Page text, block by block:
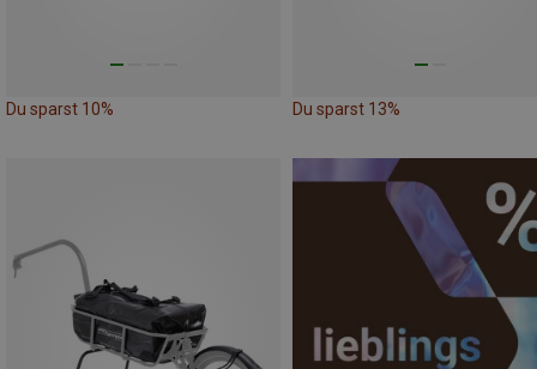
Du sparst 10% Du sparst 13%